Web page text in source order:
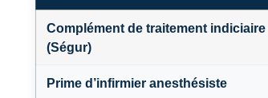
Complément de traitement indiciaire
(Ségur)
Prime d’infirmier anesthésiste